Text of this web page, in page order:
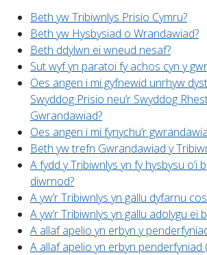
Beth yw Tribiwnlys Prisio Cymru?
Beth yw Hysbysiad o Wrandawiad?
Beth ddylwn ei wneud nesaf?
Sut wyf yn paratoi fy achos cyn y
Oes angen i mi gyfnewid unrhyw
Swyddog Prisio neu’r Swyddog
Gwrandawiad?
Oes angen i mi fynychu’r
Beth yw trefn Gwrandawiad y
A fydd y Tribiwnlys yn fy hysbysu o’i
diwrnod?
A yw’r Tribiwnlys yn gallu dyfarnu
A yw’r Tribiwnlys yn gallu adolygu ei
A allaf apelio yn erbyn y
A allaf apelio yn erbyn penderfyniad